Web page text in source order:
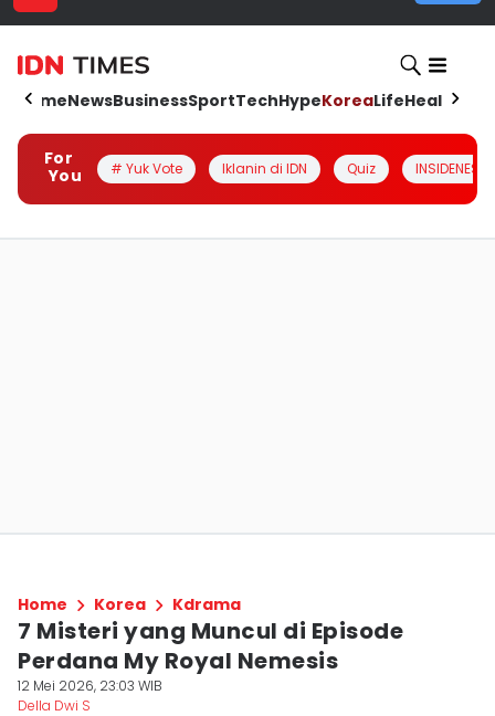
HomeNewsBusinessSportTechHypeKoreaLifeHealth
For
You
# Yuk Vote Iklanin di IDN Quiz INSIDENESIA
Home Korea Kdrama
7 Misteri yang Muncul di Episode
Perdana My Royal Nemesis
12 Mei 2026, 23:03 WIB
Della Dwi S